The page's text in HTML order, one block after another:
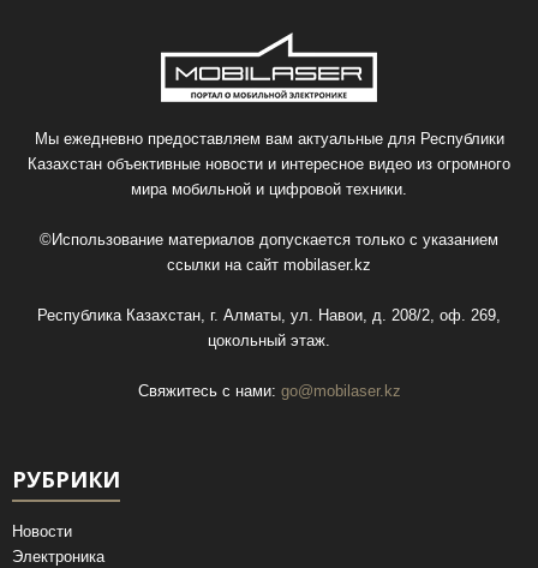
Мы ежедневно предоставляем вам актуальные для Республики
Казахстан объективные новости и интересное видео из огромного
мира мобильной и цифровой техники.
©Использование материалов допускается только с указанием
ссылки на сайт mobilaser.kz
Республика Казахстан, г. Алматы, ул. Навои, д. 208/2, оф. 269,
цокольный этаж.
Свяжитесь с нами: go@mobilaser.kz
РУБРИКИ
Новости
Электроника